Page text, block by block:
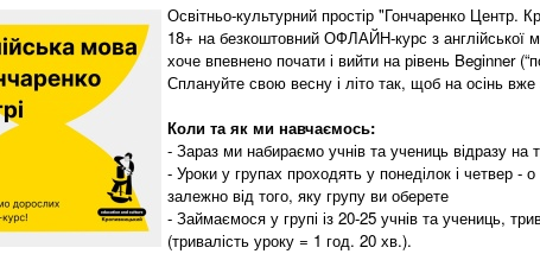
Освітньо-культурний простір "Гончаренко Центр.
18+ на безкоштовний ОФЛАЙН-курс з англійської
хоче впевнено почати і вийти на рівень Beginner
Сплануйте свою весну і літо так, щоб на осінь вже
Коли та як ми навчаємось:
- Зараз ми набираємо учнів та учениць відразу на
- Уроки у групах проходять у понеділок і четвер -
залежно від того, яку групу ви оберете
- Займаємося у групі із 20-25 учнів та учениць,
(тривалість уроку = 1 год. 20 хв.).